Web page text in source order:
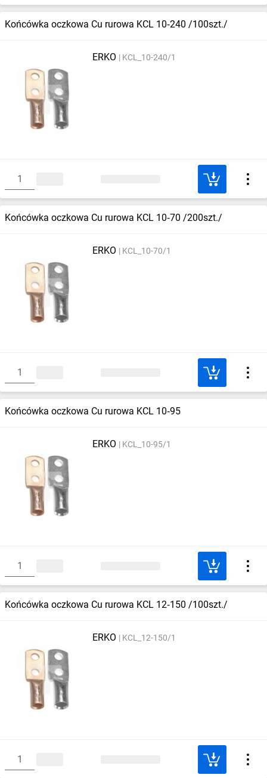
Końcówka oczkowa Cu rurowa KCL 10‑240 /100szt./
ERKO KCL_10-240/1
Końcówka oczkowa Cu rurowa KCL 10‑70 /200szt./
ERKO KCL_10-70/1
Końcówka oczkowa Cu rurowa KCL 10‑95
ERKO KCL_10-95/1
Końcówka oczkowa Cu rurowa KCL 12‑150 /100szt./
ERKO KCL_12-150/1